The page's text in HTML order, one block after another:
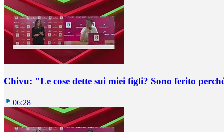
Chivu: "Le cose dette sui miei figli? Sono ferito
06:28